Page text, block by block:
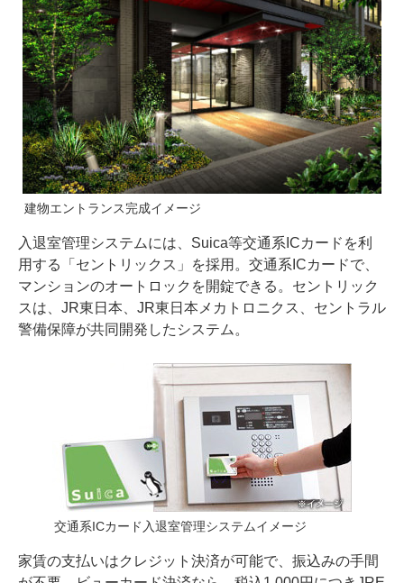
建物エントランス完成イメージ
入退室管理システムには、Suica等交通系ICカードを利
用する「セントリックス」を採用。交通系ICカードで、
マンションのオートロックを開錠できる。セントリック
スは、JR東日本、JR東日本メカトロニクス、セントラル
警備保障が共同開発したシステム。
交通系ICカード入退室管理システムイメージ
家賃の支払いはクレジット決済が可能で、振込みの手間